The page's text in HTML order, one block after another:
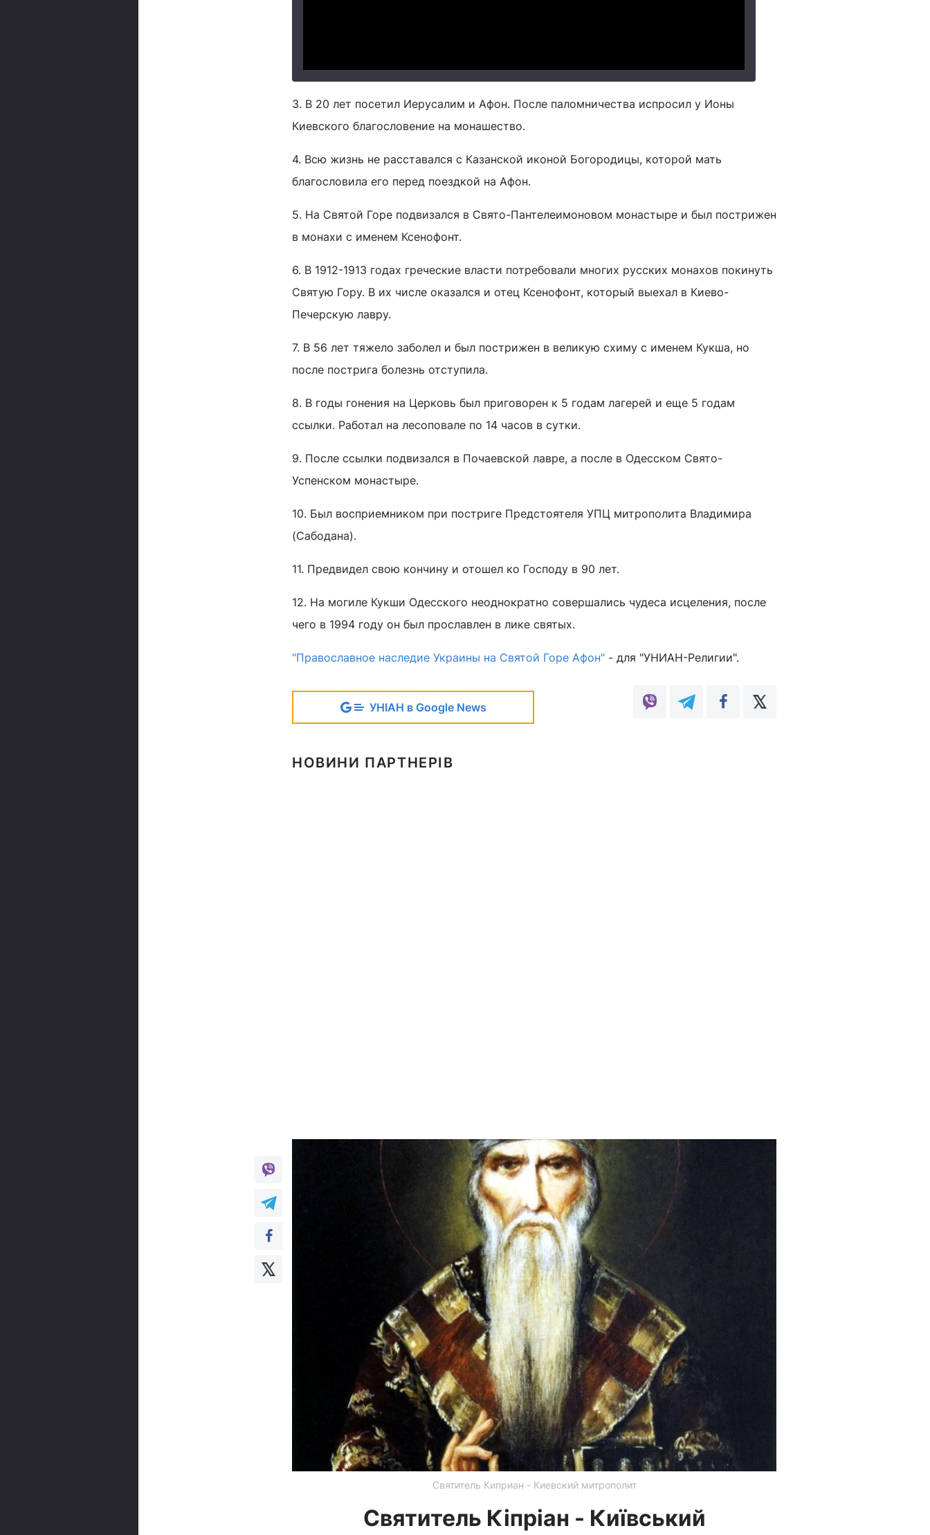
3. В 20 лет посетил Иерусалим и Афон. После паломничества испросил у Ионы
Киевского благословение на монашество.
4. Всю жизнь не расставался с Казанской иконой Богородицы, которой мать
благословила его перед поездкой на Афон.
5. На Святой Горе подвизался в Свято-Пантелеимоновом монастыре и был пострижен
в монахи с именем Ксенофонт.
6. В ‎1912-1913 годах греческие власти потребовали многих русских монахов покинуть
Святую Гору. В их числе оказался и отец Ксенофонт, который выехал в Киево-
Печерскую лавру.
7. В 56 лет тяжело заболел и был пострижен в великую схиму с именем Кукша, но
после пострига болезнь отступила.
8. В годы гонения на Церковь был приговорен к 5 годам лагерей и еще 5 годам
ссылки. Работал на лесоповале по 14 часов в сутки.
9. После ссылки подвизался в Почаевской лавре, а после в Одесском Свято-
Успенском монастыре.
10. Был восприемником при постриге Предстоятеля УПЦ митрополита Владимира
(Сабодана).
11. Предвидел свою кончину и отошел ко Господу в 90 лет.
12. На могиле Кукши Одесского неоднократно совершались чудеса исцеления, после
чего в 1994 году он был прославлен в лике святых.
"Православное наследие Украины на Святой Горе Афон" - для "УНИАН-Религии".
УНІАН в Google News
НОВИНИ ПАРТНЕРІВ
Святитель Киприан - Киевский митрополит
Святитель Кіпріан - Київський